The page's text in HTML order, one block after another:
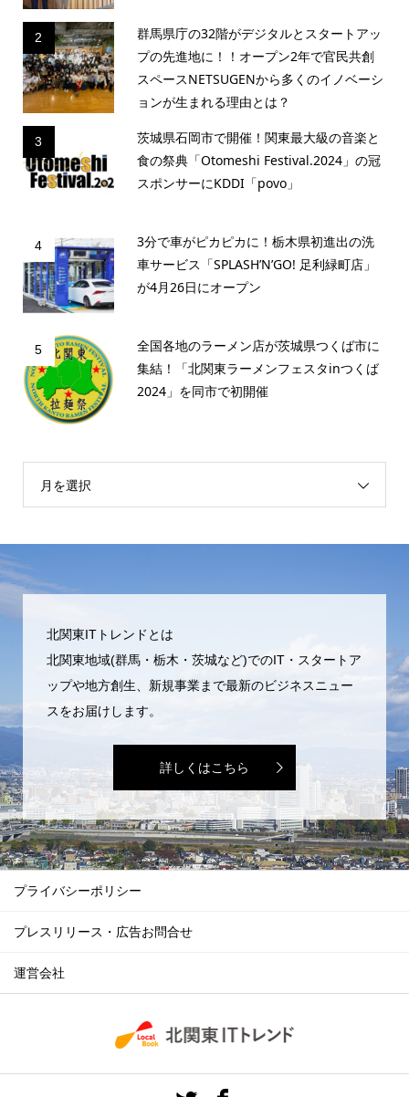
2
群馬県庁の32階がデジタルとスタートアッ
プの先進地に！！オープン2年で官民共創
スペースNETSUGENから多くのイノベーシ
ョンが生まれる理由とは？
3
茨城県石岡市で開催！関東最大級の音楽と
食の祭典「Otomeshi Festival.2024」の冠
スポンサーにKDDI「povo」
4
3分で車がピカピカに！栃木県初進出の洗
車サービス「SPLASH’N’GO! 足利緑町店」
が4月26日にオープン
5
全国各地のラーメン店が茨城県つくば市に
集結！「北関東ラーメンフェスタinつくば
2024」を同市で初開催
月を選択
北関東ITトレンドとは
北関東地域(群馬・栃木・茨城など)でのIT・スタートア
ップや地方創生、新規事業まで最新のビジネスニュー
スをお届けします。
詳しくはこちら
プライバシーポリシー
プレスリリース・広告お問合せ
運営会社